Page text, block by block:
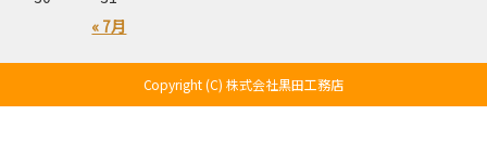
« 7月
Copyright (C) 株式会社黒田工務店